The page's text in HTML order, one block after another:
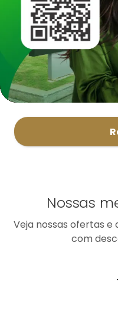
Nossas
Veja nossas ofertas
com